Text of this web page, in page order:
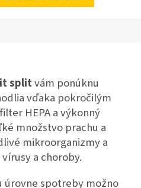
splitvám ponúknu
vďaka pokročilým
HEPA a výkonný
množstvo prachu a
mikroorganizmy a
a choroby.
úrovne spotreby možno